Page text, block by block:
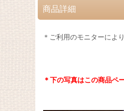
商品詳細
＊ご利用のモニターによ
＊下の写真はこの商品ペ